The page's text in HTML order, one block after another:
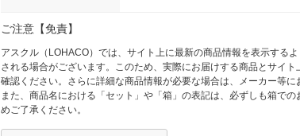
ご注意【免責】
アスクル（LOHACO）では、サイト上に最新の商品情報を表示する
される場合がございます。このため、実際にお届けする商品とサイ
確認ください。さらに詳細な商品情報が必要な場合は、メーカー等に
また、商品名における「セット」や「箱」の表記は、必ずしも箱で
めご了承ください。